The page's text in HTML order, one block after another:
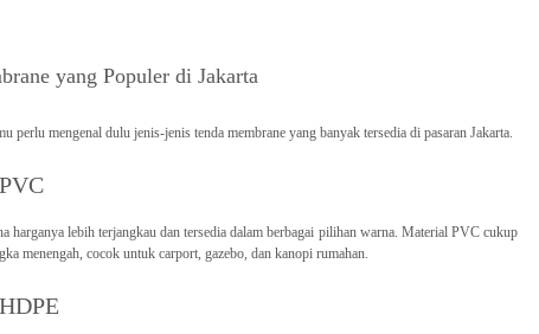
yang Populer di Jakarta
perlu mengenal dulu jenis-jenis tenda membrane yang banyak tersedia di pasaran Jakarta.
harganya lebih terjangkau dan tersedia dalam berbagai pilihan warna. Material PVC cukup
menengah, cocok untuk carport, gazebo, dan kanopi rumahan.